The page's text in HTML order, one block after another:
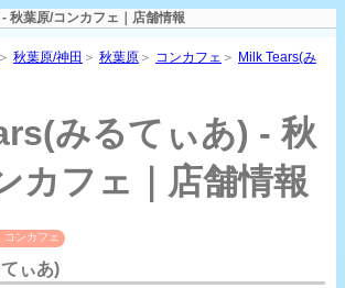
秋葉原/コンカフェ｜店舗情報
＞ 秋葉原/神田 ＞ 秋葉原 ＞ コンカフェ ＞ Milk Tears(み
みるてぃあ) - 秋
カフェ｜店舗情報
コンカフェ
ぃあ)